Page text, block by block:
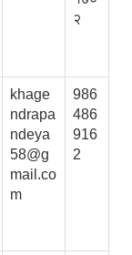
२
khage
ndrapa
ndeya
58@g
mail.co
m
986
486
916
2